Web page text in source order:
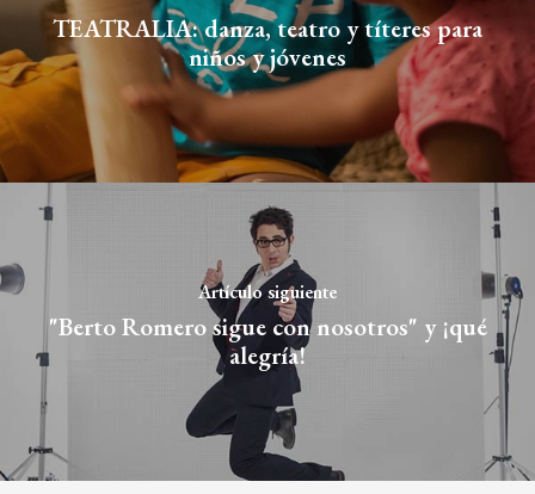
TEATRALIA: danza, teatro y títeres para
niños y jóvenes
Artículo siguiente
"Berto Romero sigue con nosotros" y ¡qué
alegría!